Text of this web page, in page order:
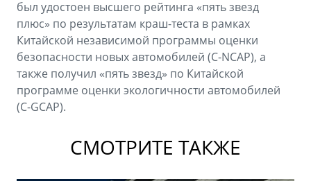
был удостоен высшего рейтинга «пять звезд
плюс» по результатам краш-теста в рамках
Китайской независимой программы оценки
безопасности новых автомобилей (C-NCAP), а
также получил «пять звезд» по Китайской
программе оценки экологичности автомобилей
(C-GCAP).
СМОТРИТЕ ТАКЖЕ